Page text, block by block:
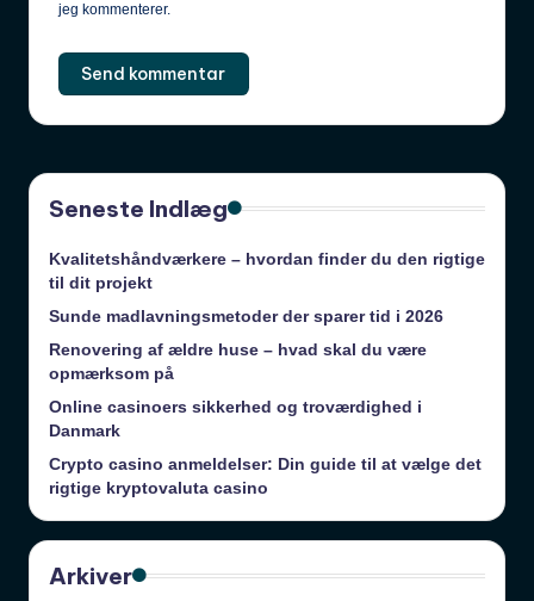
jeg kommenterer.
Seneste Indlæg
Kvalitetshåndværkere – hvordan finder du den rigtige
til dit projekt
Sunde madlavningsmetoder der sparer tid i 2026
Renovering af ældre huse – hvad skal du være
opmærksom på
Online casinoers sikkerhed og troværdighed i
Danmark
Crypto casino anmeldelser: Din guide til at vælge det
rigtige kryptovaluta casino
Arkiver